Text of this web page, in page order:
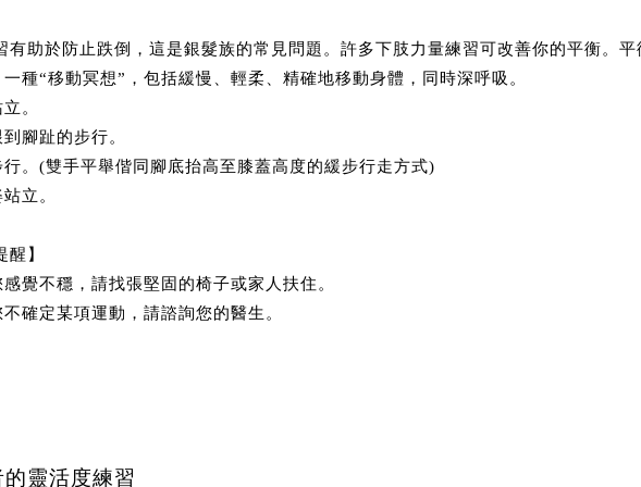
有助於防止跌倒，這是銀髮族的常見問題。許多下肢力量練習可改善你的平衡。平
一種“移動冥想”，包括緩慢、輕柔、精確地移動身體，同時深呼吸。
。
腳趾的步行。
行。(雙手平舉偕同腳底抬高至膝蓋高度的緩步行走方式)
立。
醒】
感覺不穩，請找張堅固的椅子或家人扶住。
不確定某項運動，請諮詢您的醫生。
靈活度練習